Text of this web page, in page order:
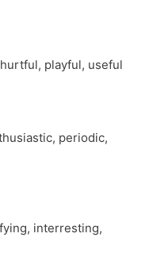
playful, useful
periodic,
interresting,